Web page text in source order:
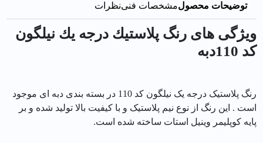
توضیحات محصولمشخصات فنینظرات
ویژگی های رنگ پلاستيك درجه يك نیلگون
کد 110دبه
رنگ پلاستیک درجه یک نیلگون کد 110 در بسته بندی دبه ای موجود
است . این رنگ از نوع نیم پلاستیک و با کیفیت بالا تولید شده و بر
پایه کوپلیمر وینیل استات ساخته شده است.